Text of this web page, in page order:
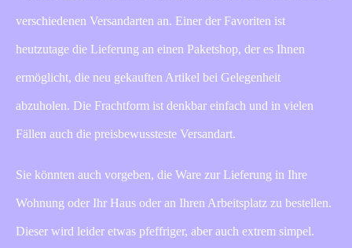
verschiedenen Versandarten an. Einer der Favoriten ist
heutzutage die Lieferung an einen Paketshop, der es Ihnen
ermöglicht, die neu gekauften Artikel bei Gelegenheit
abzuholen. Die Frachtform ist denkbar einfach und in vielen
Fällen auch die preisbewussteste Versandart.
Sie könnten auch vorgeben, die Ware zur Lieferung in Ihre
Wohnung oder Ihr Haus oder an Ihren Arbeitsplatz zu bestellen.
Dieser wird leider etwas pfeffriger, aber auch extrem simpel.